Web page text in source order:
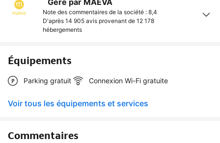
Géré par MAEVA
Note des commentaires de la société : 8,4
D'après 14 905 avis provenant de 12 178
hébergements
Équipements
Parking gratuit Connexion Wi-Fi gratuite
Voir tous les équipements et services
Commentaires